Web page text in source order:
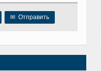
✉ Отправить